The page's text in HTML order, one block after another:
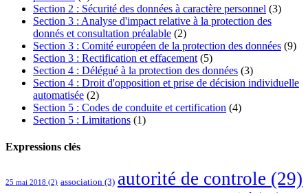
Section 2 : Sécurité des données à caractère personnel (3)
Section 3 : Analyse d'impact relative à la protection des
donnés et consultation préalable (2)
Section 3 : Comité européen de la protection des données (9)
Section 3 : Rectification et effacement (5)
Section 4 : Délégué à la protection des données (3)
Section 4 : Droit d'opposition et prise de décision individuelle
automatisée (2)
Section 5 : Codes de conduite et certification (4)
Section 5 : Limitations (1)
Expressions clés
25 mai 2018 (2) association (3) autorité de controle (29)